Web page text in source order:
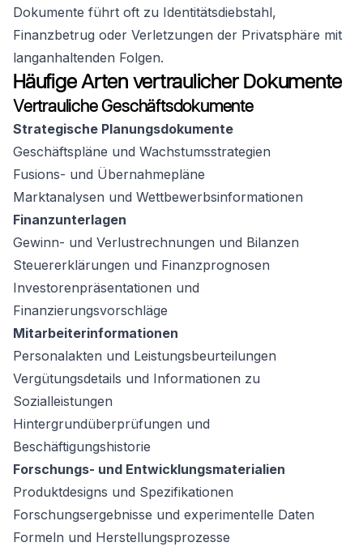
Dokumente führt oft zu Identitätsdiebstahl,
Finanzbetrug oder Verletzungen der Privatsphäre mit
langanhaltenden Folgen.
Häufige Arten vertraulicher Dokumente
Vertrauliche Geschäftsdokumente
Strategische Planungsdokumente
Geschäftspläne und Wachstumsstrategien
Fusions- und Übernahmepläne
Marktanalysen und Wettbewerbsinformationen
Finanzunterlagen
Gewinn- und Verlustrechnungen und Bilanzen
Steuererklärungen und Finanzprognosen
Investorenpräsentationen und
Finanzierungsvorschläge
Mitarbeiterinformationen
Personalakten und Leistungsbeurteilungen
Vergütungsdetails und Informationen zu
Sozialleistungen
Hintergrundüberprüfungen und
Beschäftigungshistorie
Forschungs- und Entwicklungsmaterialien
Produktdesigns und Spezifikationen
Forschungsergebnisse und experimentelle Daten
Formeln und Herstellungsprozesse